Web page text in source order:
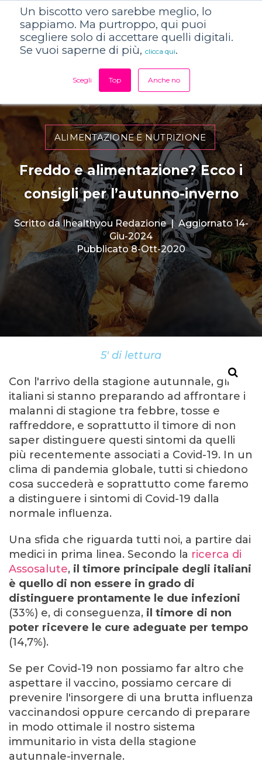
Un biscotto vero sarebbe meglio, lo
sappiamo. Ma purtroppo, qui puoi
scegliere solo di accettare quelli digitali.
Se vuoi saperne di più, clicca qui.
Scegli Top Anche no
ALIMENTAZIONE E NUTRIZIONE
Freddo e alimentazione? Ecco i
consigli per l’autunno-inverno
Scritto da Ihealthyou Redazione|Aggiornato 14-
Giu-2024
Pubblicato 8-Ott-2020
5' di lettura
Con l'arrivo della stagione autunnale, gli
italiani si stanno preparando ad affrontare i
malanni di stagione tra febbre, tosse e
raffreddore, e soprattutto il timore di non
saper distinguere questi sintomi da quelli
più recentemente associati a Covid-19. In un
clima di pandemia globale, tutti si chiedono
cosa succederà e soprattutto come faremo
a distinguere i sintomi di Covid-19 dalla
normale influenza.
Una sfida che riguarda tutti noi, a partire dai
medici in prima linea. Secondo la ricerca di
Assosalute, il timore principale degli italiani
è quello di non essere in grado di
distinguere prontamente le due infezioni
(33%) e, di conseguenza, il timore di non
poter ricevere le cure adeguate per tempo
(14,7%).
Se per Covid-19 non possiamo far altro che
aspettare il vaccino, possiamo cercare di
prevenire l'insorgere di una brutta influenza
vaccinandosi oppure cercando di preparare
in modo ottimale il nostro sistema
immunitario in vista della stagione
autunnale-invernale.